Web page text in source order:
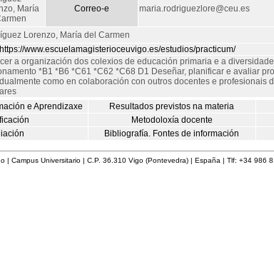
María
Correo-e maria.rodriguezlore@ceu.es
Lorenzo, María del Carmen
www.escuelamagisterioceuvigo.es/estudios/practicum/
a organización dos colexios de educación primaria e a
*B1 *B6 *C61 *C62 *C68 D1 Deseñar, planificar e avaliar
como en colaboración con outros docentes e profesionais
e Aprendizaxe
Resultados previstos na materia
Metodoloxía docente
Bibliografía. Fontes de información
Universitario | C.P. 36.310 Vigo (Pontevedra) | España | Tlf: +34 986